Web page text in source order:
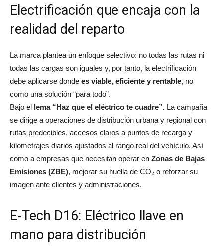
Electrificación que encaja con la
realidad del reparto
La marca plantea un enfoque selectivo: no todas las rutas ni
todas las cargas son iguales y, por tanto, la electrificación
debe aplicarse donde es viable, eficiente y rentable, no
como una solución “para todo”.
Bajo el lema “Haz que el eléctrico te cuadre”. La campaña
se dirige a operaciones de distribución urbana y regional con
rutas predecibles, accesos claros a puntos de recarga y
kilometrajes diarios ajustados al rango real del vehículo. Así
como a empresas que necesitan operar en Zonas de Bajas
Emisiones (ZBE), mejorar su huella de CO₂ o reforzar su
imagen ante clientes y administraciones.
E‑Tech D16: Eléctrico llave en
mano para distribución